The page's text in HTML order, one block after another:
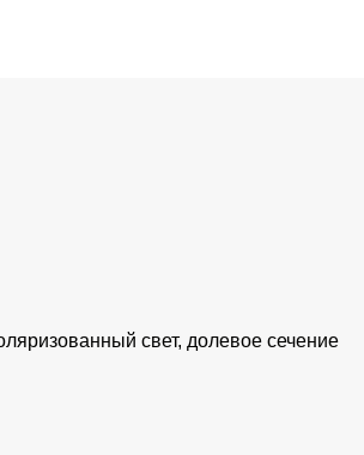
свет, долевое сечение